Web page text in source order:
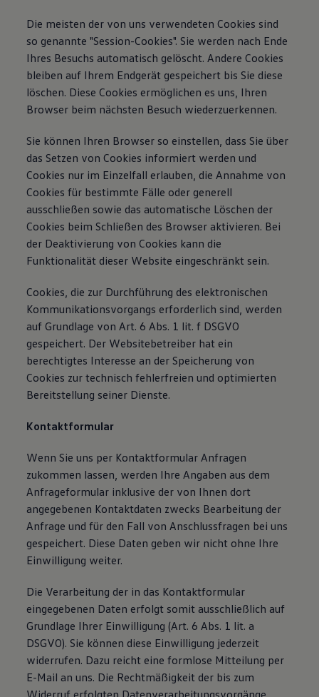
Die meisten der von uns verwendeten Cookies sind
so genannte "Session-Cookies". Sie werden nach Ende
Ihres Besuchs automatisch gelöscht. Andere Cookies
bleiben auf Ihrem Endgerät gespeichert bis Sie diese
löschen. Diese Cookies ermöglichen es uns, Ihren
Browser beim nächsten Besuch wiederzuerkennen.
Sie können Ihren Browser so einstellen, dass Sie über
das Setzen von Cookies informiert werden und
Cookies nur im Einzelfall erlauben, die Annahme von
Cookies für bestimmte Fälle oder generell
ausschließen sowie das automatische Löschen der
Cookies beim Schließen des Browser aktivieren. Bei
der Deaktivierung von Cookies kann die
Funktionalität dieser Website eingeschränkt sein.
Cookies, die zur Durchführung des elektronischen
Kommunikationsvorgangs erforderlich sind, werden
auf Grundlage von Art. 6 Abs. 1 lit. f DSGVO
gespeichert. Der Websitebetreiber hat ein
berechtigtes Interesse an der Speicherung von
Cookies zur technisch fehlerfreien und optimierten
Bereitstellung seiner Dienste.
Kontaktformular
Wenn Sie uns per Kontaktformular Anfragen
zukommen lassen, werden Ihre Angaben aus dem
Anfrageformular inklusive der von Ihnen dort
angegebenen Kontaktdaten zwecks Bearbeitung der
Anfrage und für den Fall von Anschlussfragen bei uns
gespeichert. Diese Daten geben wir nicht ohne Ihre
Einwilligung weiter.
Die Verarbeitung der in das Kontaktformular
eingegebenen Daten erfolgt somit ausschließlich auf
Grundlage Ihrer Einwilligung (Art. 6 Abs. 1 lit. a
DSGVO). Sie können diese Einwilligung jederzeit
widerrufen. Dazu reicht eine formlose Mitteilung per
E-Mail an uns. Die Rechtmäßigkeit der bis zum
Widerruf erfolgten Datenverarbeitungsvorgänge